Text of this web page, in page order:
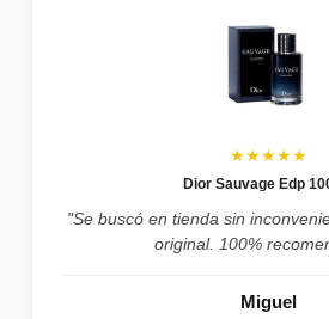
★★★★★
Dior Sauvage Edp
"Se buscó en tienda sin
original. 100%
Miguel